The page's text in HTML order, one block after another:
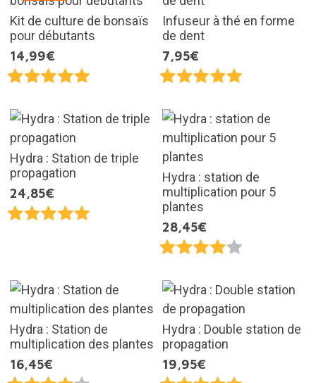
Kit de culture de bonsaïs
pour débutants
14,99€
Infuseur à thé en forme
de dent
7,95€
Hydra : Station de triple
propagation
24,85€
Hydra : station de
multiplication pour 5
plantes
28,45€
Hydra : Station de
multiplication des plantes
16,45€
Hydra : Double station de
propagation
19,95€